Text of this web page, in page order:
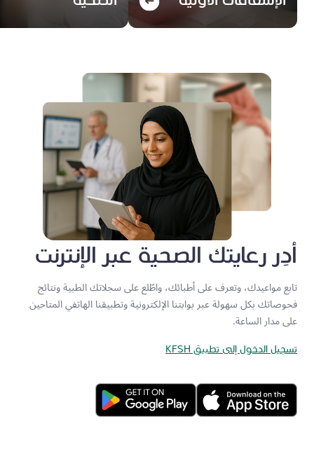
أدِر رعايتك الصحية عبر الإنترنت
تابع مواعيدك، وتعرف على أطبائك، واطّلع على سجلاتك الطبية ونتائج
فحوصاتك بكل سهولة عبر بوابتنا الإلكترونية وتطبيقنا الهاتفي المتاحين
على مدار الساعة.
تسجيل الدخول إلى تطبيق KFSH